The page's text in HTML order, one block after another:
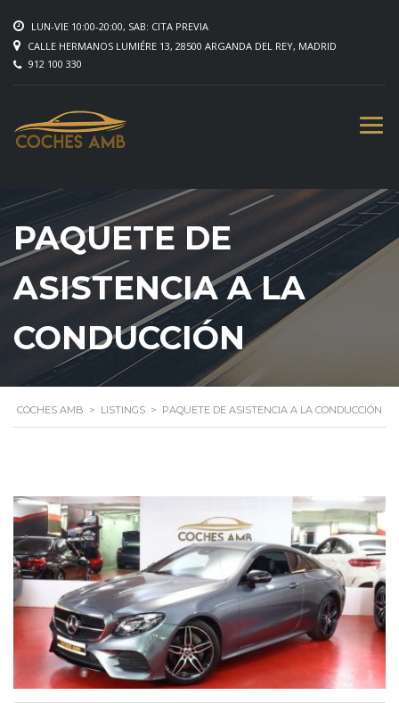
LUN-VIE 10:00-20:00, SAB: CITA PREVIA
CALLE HERMANOS LUMIÉRE 13, 28500 ARGANDA DEL REY, MADRID
912 100 330
PAQUETE DE
ASISTENCIA A LA
CONDUCCIÓN
COCHES AMB > LISTINGS > PAQUETE DE ASISTENCIA A LA CONDUCCIÓN